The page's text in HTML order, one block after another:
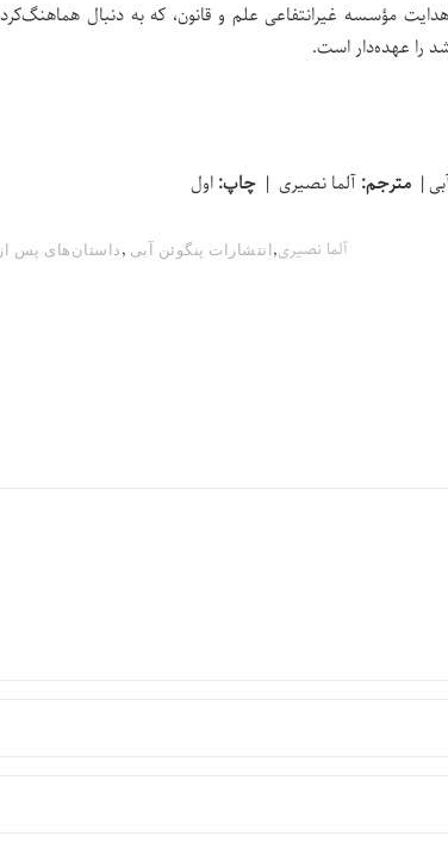
مؤسسه غیرانتفاعی علم و قانون، که به دنبال
را عهده‌دار است.
| مترجم: آلما نصیری | چاپ: اول
آلما نصیری,انتشارات پنگوئن آبی ,داستان‌های پس